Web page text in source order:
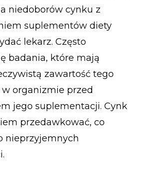
niedoborów cynku z
suplementów diety
lekarz. Często
badania, które mają
zawartość tego
organizmie przed
jego suplementacji. Cynk
przedawkować, co
nieprzyjemnych